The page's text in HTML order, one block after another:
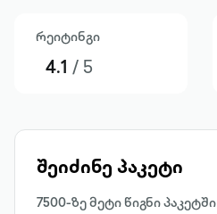
რეიტინგი
4.1 / 5
შეიძინე პაკეტი
7500-ზე მეტი წიგნი პაკეტში